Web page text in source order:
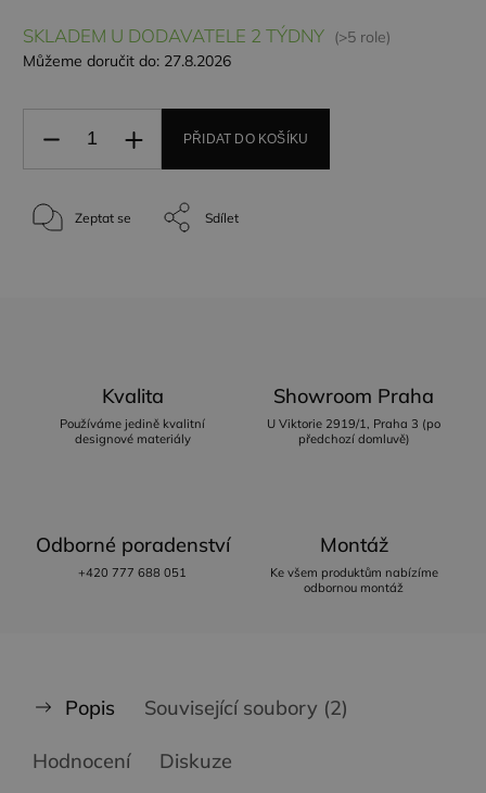
SKLADEM U DODAVATELE 2 TÝDNY (>5 role)
Můžeme doručit do: 27.8.2026
PŘIDAT DO KOŠÍKU
Zeptat se Sdílet
Kvalita
Používáme jedině kvalitní
designové materiály
Showroom Praha
U Viktorie 2919/1, Praha 3 (po
předchozí domluvě)
Odborné poradenství
+420 777 688 051
Montáž
Ke všem produktům nabízíme
odbornou montáž
Popis Související soubory (2)
Hodnocení Diskuze